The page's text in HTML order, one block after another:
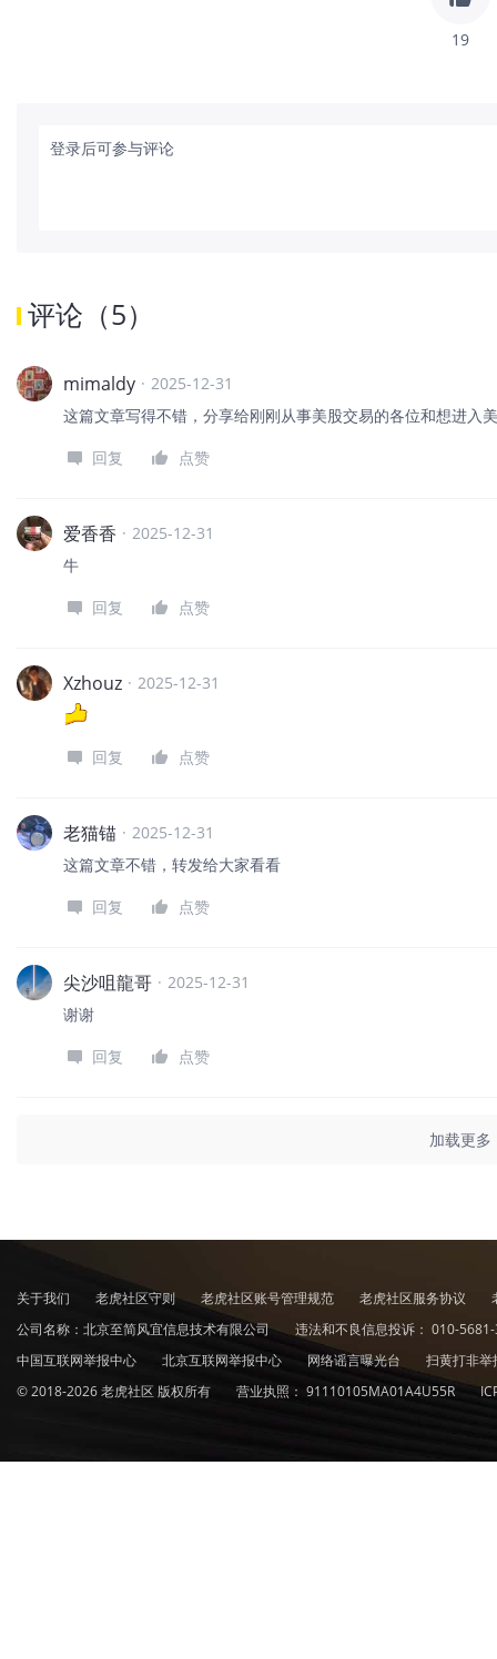
19
登录后可参与评论
评论 （5）
mimaldy · 2025-12-31
这篇文章写得不错，分享给刚刚从事美股交易的各位和想进入
回复
点赞
爱香香 · 2025-12-31
牛
回复
点赞
Xzhouz · 2025-12-31
回复 点赞
老猫锚 · 2025-12-31
这篇文章不错，转发给大家看看
回复
点赞
尖沙咀龍哥 · 2025-12-31
谢谢
回复
点赞
加载更多
关于我们 老虎社区守则 老虎社区账号管理规范 老虎社区服务协议
公司名称：北京至简风宜信息技术有限公司
违法和不良信息投诉： 010-
中国互联网举报中心
北京互联网举报中心 网络谣言曝光台
扫黄打非
© 2018-2026 老虎社区 版权所有
营业执照： 91110105MA01A4U55R